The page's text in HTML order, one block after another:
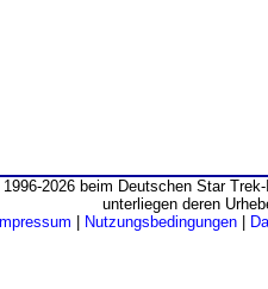
2026 beim Deutschen Star
unterliegen deren
Impressum
Nutzungsbedingungen